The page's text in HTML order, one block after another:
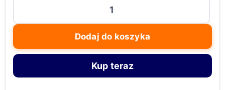
silikonowych
kubków
do
Dodaj do koszyka
Kup teraz